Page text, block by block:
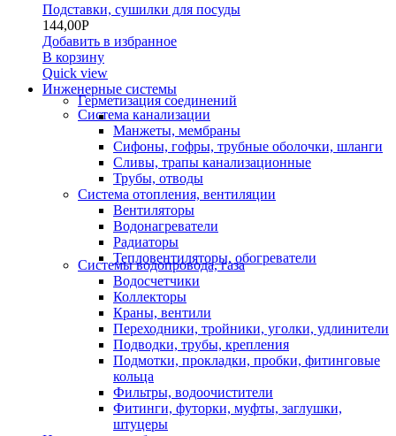
Подставки, сушилки для посуды
144,00Р
Добавить в избранное
В корзину
Quick view
Инженерные системы
Герметизация соединений
Система канализации
Манжеты, мембраны
Сифоны, гофры, трубные оболочки, шланги
Сливы, трапы канализационные
Трубы, отводы
Система отопления, вентиляции
Вентиляторы
Водонагреватели
Радиаторы
Тепловентиляторы, обогреватели
Системы водопровода, газа
Водосчетчики
Коллекторы
Краны, вентили
Переходники, тройники, уголки, удлинители
Подводки, трубы, крепления
Подмотки, прокладки, пробки, фитинговые
кольца
Фильтры, водоочистители
Фитинги, футорки, муфты, заглушки,
штуцеры